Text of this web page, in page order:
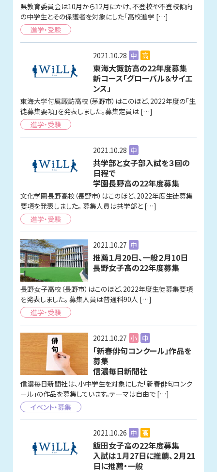
県教育委員会は10月から12月にかけ、不登校や不登校傾向
の中学生とその保護者を対象にした「高校進学 […]
進学・受験
2021.10.28 中 高
東海大諏訪高の22年度募集
新コース「グローバル＆サイエ
ンス」
東海大学付属諏訪高校（茅野市）はこのほど、2022年度の「生
徒募集要項」を発表しました。募集定員は […]
進学・受験
2021.10.28 中
共学部と女子部入試を３回の
日程で
学園長野高の22年度募集
文化学園長野高校（長野市）はこのほど、2022年度生徒募集
要項を発表しました。 募集人員は共学部と […]
進学・受験
2021.10.27 中
推薦１月20日、一般２月10日
長野女子高の22年度募集
長野女子高校（長野市）はこのほど、2022年度生徒募集要項
を発表しました。 募集人員は普通科90人 […]
進学・受験
2021.10.27 小 中
「新春俳句コンクール」作品を
募集
信濃毎日新聞社
信濃毎日新聞社は、小中学生を対象にした「新春俳句コンク
ール」の作品を募集しています。テーマは自由で […]
イベント・募集
2021.10.26 中 高
飯田女子高の22年度募集
入試は１月27日に推薦、２月21
日に推薦・一般